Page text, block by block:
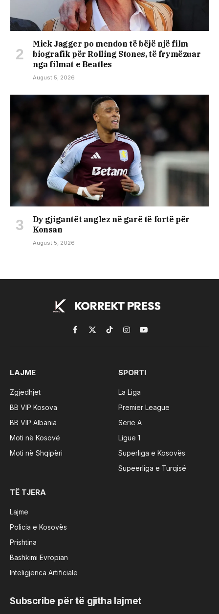
Mick Jagger po mendon të bëjë një film
biografik për Rolling Stones, të frymëzuar
nga filmat e Beatles
August 5, 2026
Dy gjigantët anglez në garë të fortë për
Konsan
August 5, 2026
Facebook
X
(Twitter)
TikTokInstagramYouTube
LAJME
Zgjedhjet
BB VIP Kosova
BB VIP Albania
Moti në Kosovë
Moti në Shqipëri
SPORTI
La Liga
Premier League
Serie A
Ligue 1
Superliga e Kosovës
Supeerliga e Turqisë
TË TJERA
Lajme
Policia e Kosovës
Prishtina
Bashkimi Evropian
Inteligjenca Artificiale
Subscribe për të gjitha lajmet